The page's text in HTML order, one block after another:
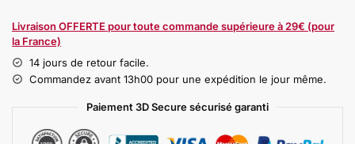
Livraison OFFERTE pour toute commande supérieure à 29€ (pour
la France)
14 jours de retour facile.
Commandez avant 13h00 pour une expédition le jour même.
Paiement 3D Secure sécurisé garanti